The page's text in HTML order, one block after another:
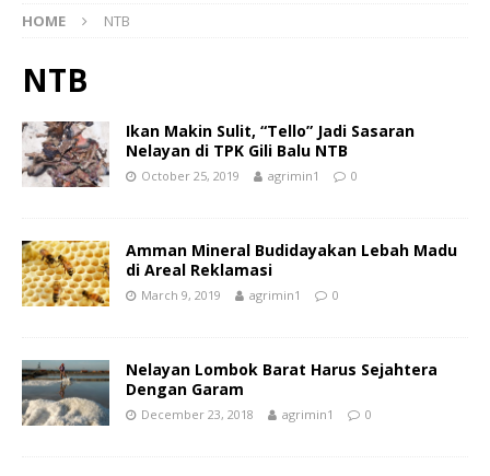
HOME NTB
NTB
Ikan Makin Sulit, “Tello” Jadi Sasaran
Nelayan di TPK Gili Balu NTB
October 25, 2019 agrimin1 0
Amman Mineral Budidayakan Lebah Madu
di Areal Reklamasi
March 9, 2019 agrimin1 0
Nelayan Lombok Barat Harus Sejahtera
Dengan Garam
December 23, 2018 agrimin1 0